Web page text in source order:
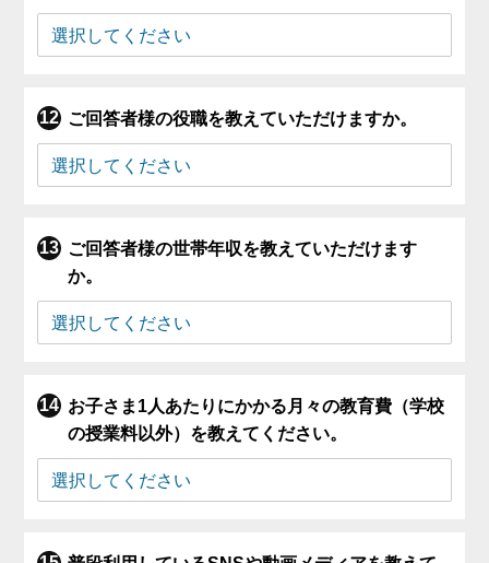
ご回答者様の役職を教えていただけますか。
ご回答者様の世帯年収を教えていただけます
か。
お子さま1人あたりにかかる月々の教育費（学校
の授業料以外）を教えてください。